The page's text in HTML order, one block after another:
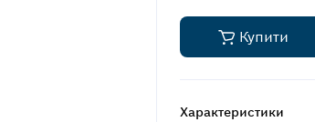
Купити
Характеристики